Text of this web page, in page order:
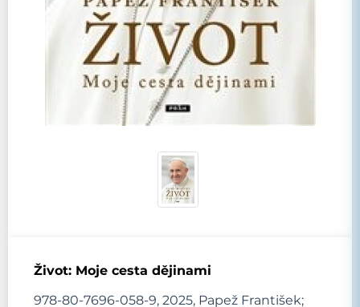
Život: Moje cesta dějinami
978-80-7696-058-9, 2025, Papež František;